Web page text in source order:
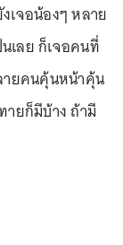
เจอน้องๆ หลาย
เลย ก็เจอคนที่
ายคนคุ้นหน้าคุ้น
ายก็มีบ้าง ถ้ามี